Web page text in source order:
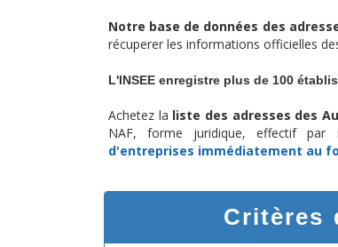
Notre base de données des
récuperer les informations officielles
L'INSEE enregistre plus de 100
Achetez la liste des adresses des
NAF, forme juridique, effectif
d'entreprises immédiatement au
Critères